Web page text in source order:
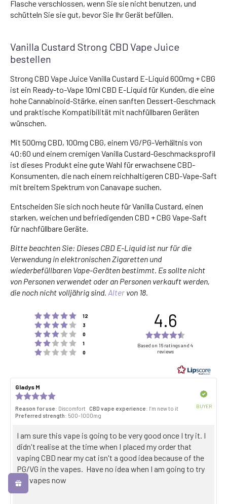
Flasche verschlossen, wenn Sie sie nicht benutzen, und
schütteln Sie sie gut, bevor Sie Ihr Gerät befüllen.
Vanilla Custard Strong CBD Vape Juice
bestellen
Strong CBD Vape Juice Vanilla Custard E-Liquid 600mg + CBG
ist ein Ready-to-Vape 10ml CBD E-Liquid für Kunden, die eine
hohe Cannabinoid-Stärke, einen sanften Dessert-Geschmack
und praktische Kompatibilität mit nachfüllbaren Geräten
wünschen.
Mit 500mg CBD, 100mg CBG, einem VG/PG-Verhältnis von
40:60 und einem cremigen Vanilla Custard-Geschmacksprofil
ist dieses Produkt eine gute Wahl für erwachsene CBD-
Konsumenten, die nach einem reichhaltigeren CBD-Vape-Saft
mit breitem Spektrum von Canavape suchen.
Entscheiden Sie sich noch heute für Vanilla Custard, einen
starken, weichen und befriedigenden CBD + CBG Vape-Saft
für nachfüllbare Geräte.
Bitte beachten Sie: Dieses CBD E-Liquid ist nur für die
Verwendung in elektronischen Zigaretten und
wiederbefüllbaren Vape-Geräten bestimmt. Es sollte nicht
von Personen verwendet oder an Personen verkauft werden,
die noch nicht volljährig sind. Alter von 18.
Rating 5 out of 5 stars
12
Rating 4 out of 5 stars
3
Rating 3 out of 5 stars
0
Rating 2 out of 5 stars
1
Rating 1 out of 5 stars
0
4.6
4.6
of
5
stars
Based on 16 ratings and 4
reviews
Review
author:
Gladys M
date:
5.0
out
5
stars
Reason for use: Discomfort CBD vape experience: I’m new to it
Preferred strength: 500–1000mg
BUYER
Review
text:
I am sure this vape is going to be very good once I try it. I
didn't realise at the time when I placed my order that
vaping CBD near my cat isn't a good idea because of the
PG/VG in the vapes. Have no idea when I am going to try
the vapes now